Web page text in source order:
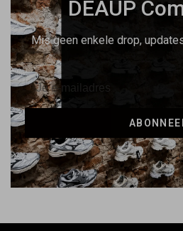
DEAUP
Mis geen enkele drop,